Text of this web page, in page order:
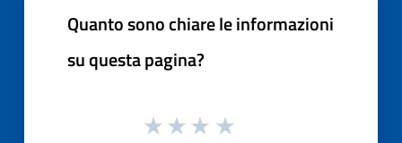
Quanto sono chiare le informazioni
su questa pagina?